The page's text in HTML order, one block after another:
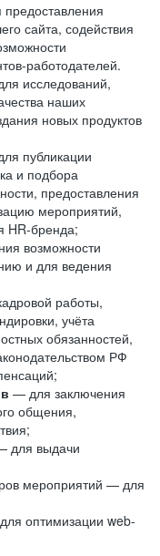
сайта, содействия
работодателей.
исследований,
наших
новых продуктов
публикации
и подбора
предоставления
мероприятий,
HR-бренда;
возможности
и для ведения
работы,
учёта
обязанностей,
РФ
— для заключения
общения,
для выдачи
мероприятий — для
оптимизации web-